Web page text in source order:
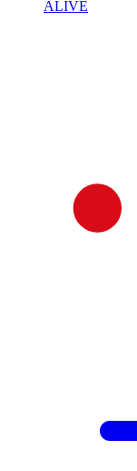
ALIVE